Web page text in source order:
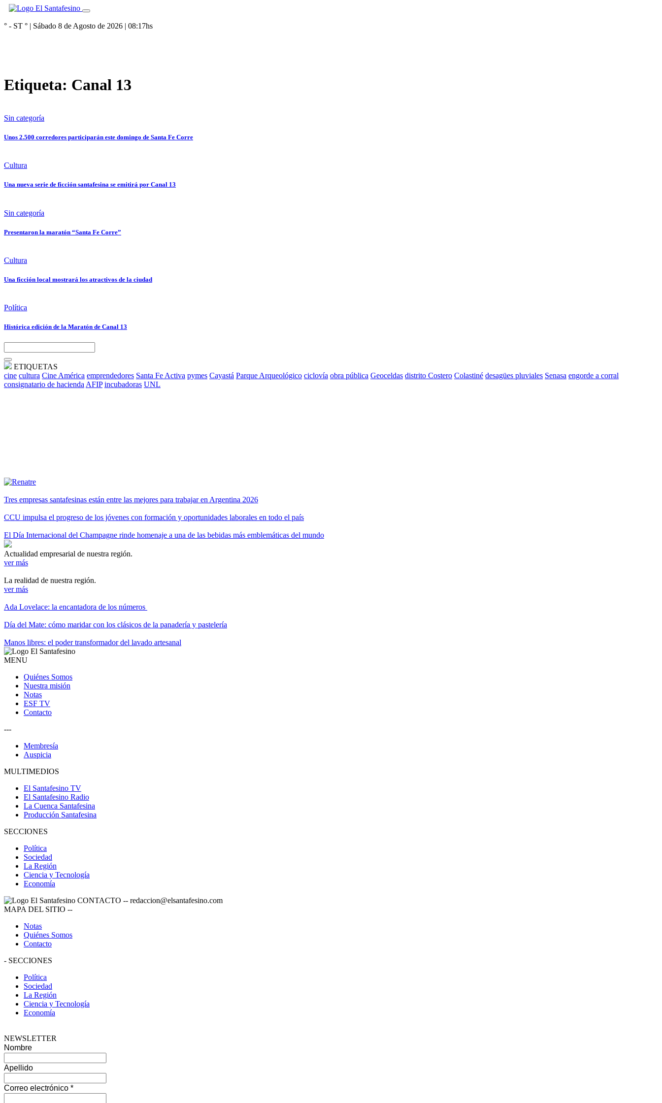
° - ST ° | Sábado 8 de Agosto de 2026 | 08:17hs
Etiqueta: Canal 13
Sin categoría
Unos 2.500 corredores participarán este domingo de Santa Fe Corre
Cultura
Una nueva serie de ficción santafesina se emitirá por Canal 13
Sin categoría
Presentaron la maratón “Santa Fe Corre”
Cultura
Una ficción local mostrará los atractivos de la ciudad
Política
Histórica edición de la Maratón de Canal 13
ETIQUETAS
cine cultura Cine América emprendedores Santa Fe Activa pymes Cayastá Parque Arqueológico ciclovía obra pública Geoceldas distrito Costero Colastiné desagües pluviales Senasa engorde a corral
consignatario de hacienda AFIP incubadoras UNL
Tres empresas santafesinas están entre las mejores para trabajar en Argentina 2026
CCU impulsa el progreso de los jóvenes con formación y oportunidades laborales en todo el país
El Día Internacional del Champagne rinde homenaje a una de las bebidas más emblemáticas del mundo
Actualidad empresarial de nuestra región.
ver más
La realidad de nuestra región.
ver más
Ada Lovelace: la encantadora de los números
Día del Mate: cómo maridar con los clásicos de la panadería y pastelería
Manos libres: el poder transformador del lavado artesanal
MENU
Quiénes Somos
Nuestra misión
Notas
ESF TV
Contacto
---
Membresía
Auspicia
MULTIMEDIOS
El Santafesino TV
El Santafesino Radio
La Cuenca Santafesina
Producción Santafesina
SECCIONES
Política
Sociedad
La Región
Ciencia y Tecnología
Economía
CONTACTO -- redaccion@elsantafesino.com
MAPA DEL SITIO --
Notas
Quiénes Somos
Contacto
- SECCIONES
Política
Sociedad
La Región
Ciencia y Tecnología
Economía
NEWSLETTER
Nombre
Apellido
Correo electrónico *